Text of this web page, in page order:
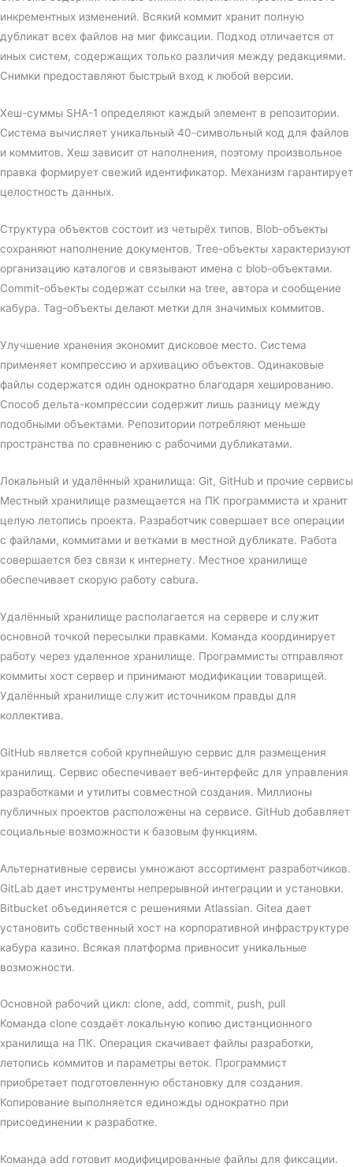
инкрементных изменений. Всякий коммит хранит полную
дубликат всех файлов на миг фиксации. Подход отличается от
иных систем, содержащих только различия между редакциями.
Снимки предоставляют быстрый вход к любой версии.
Хеш-суммы SHA-1 определяют каждый элемент в репозитории.
Система вычисляет уникальный 40-символьный код для файлов
и коммитов. Хеш зависит от наполнения, поэтому произвольное
правка формирует свежий идентификатор. Механизм гарантирует
целостность данных.
Структура объектов состоит из четырёх типов. Blob-объекты
сохраняют наполнение документов. Tree-объекты характеризуют
организацию каталогов и связывают имена с blob-объектами.
Commit-объекты содержат ссылки на tree, автора и сообщение
кабура. Tag-объекты делают метки для значимых коммитов.
Улучшение хранения экономит дисковое место. Система
применяет компрессию и архивацию объектов. Одинаковые
файлы содержатся один однократно благодаря хешированию.
Способ дельта-компрессии содержит лишь разницу между
подобными объектами. Репозитории потребляют меньше
пространства по сравнению с рабочими дубликатами.
Локальный и удалённый хранилища: Git, GitHub и прочие сервисы
Местный хранилище размещается на ПК программиста и хранит
целую летопись проекта. Разработчик совершает все операции
с файлами, коммитами и ветками в местной дубликате. Работа
совершается без связи к интернету. Местное хранилище
обеспечивает скорую работу cabura.
Удалённый хранилище располагается на сервере и служит
основной точкой пересылки правками. Команда координирует
работу через удаленное хранилище. Программисты отправляют
коммиты хост сервер и принимают модификации товарищей.
Удалённый хранилище служит источником правды для
коллектива.
GitHub является собой крупнейшую сервис для размещения
хранилищ. Сервис обеспечивает веб-интерфейс для управления
разработками и утилиты совместной создания. Миллионы
публичных проектов расположены на сервисе. GitHub добавляет
социальные возможности к базовым функциям.
Альтернативные сервисы умножают ассортимент разработчиков.
GitLab дает инструменты непрерывной интеграции и установки.
Bitbucket объединяется с решениями Atlassian. Gitea дает
установить собственный хост на корпоративной инфраструктуре
кабура казино. Всякая платформа привносит уникальные
возможности.
Основной рабочий цикл: clone, add, commit, push, pull
Команда clone создаёт локальную копию дистанционного
хранилища на ПК. Операция скачивает файлы разработки,
летопись коммитов и параметры веток. Программист
приобретает подготовленную обстановку для создания.
Копирование выполняется единожды однократно при
присоединении к разработке.
Команда add готовит модифицированные файлы для фиксации.